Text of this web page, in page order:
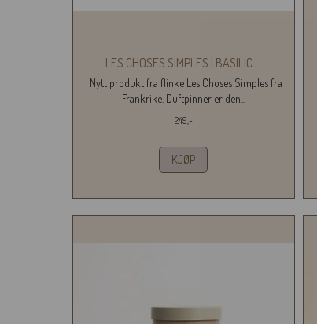
LES CHOSES SIMPLES | BASILIC...
Nytt produkt fra flinke Les Choses Simples fra
Frankrike. Duftpinner er den...
249,-
KJØP